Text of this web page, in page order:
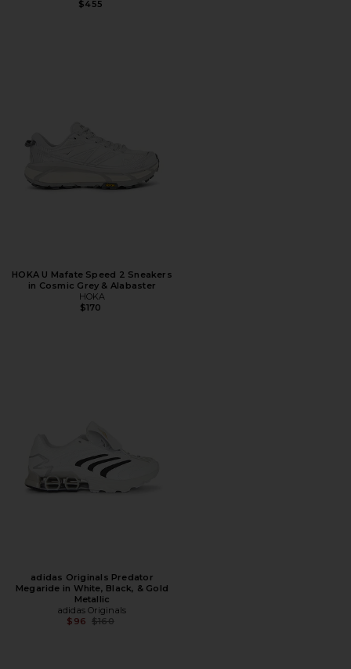
$455
HOKA U Mafate Speed 2 Sneakers
in Cosmic Grey & Alabaster
HOKA
$170
adidas Originals Predator
Megaride in White, Black, & Gold
Metallic
adidas Originals
$96 Предыдущая цена:
$160